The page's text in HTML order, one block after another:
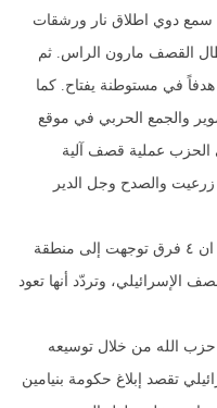
سمع دوي اطلاق نار ورشقات
القصف مارون الراس. ثم
في مستوطنة يفتاح. كما
والجمع الحربي في موقع
الحزب عملية قصف آلية
زرعيت والصدح وجل الدير
في السياق، أعلن الصليب الأحمر اللبناني ان ٤ فرق توجهت إلى منطقة
جراء القصف الإسرائيلي، وتردّد أنها تعود
حزب الله من خلال توسيعه
تقصد إبلاغ حكومة بنيامين